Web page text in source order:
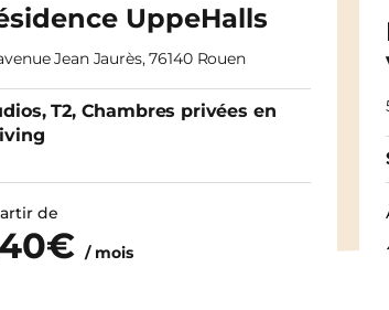
UppeHalls
Jean Jaurès, 76140 Rouen
T2, Chambres privées en
de
/ mois